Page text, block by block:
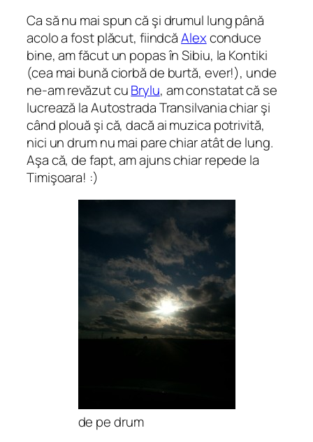
Ca să nu mai spun că şi drumul lung până
acolo a fost plăcut, fiindcăAlexconduce
bine, am făcut un popas în Sibiu, la Kontiki
(cea mai bună ciorbă de burtă, ever!), unde
ne-am revăzut cuBrylu, am constatat că se
lucrează la Autostrada Transilvania chiar şi
când plouă şi că, dacă ai muzica potrivită,
nici un drum nu mai pare chiar atât de lung.
Aşa că, de fapt, am ajuns chiar repede la
Timişoara! :)
de pe drum